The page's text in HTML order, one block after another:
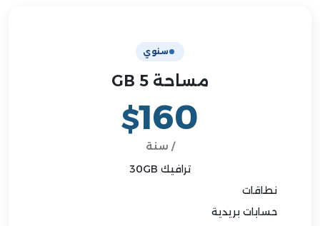
سنوي
مساحة 5 GB
$160
/ سنة
ترافيك 30GB
نطاقات
حسابات بريدية